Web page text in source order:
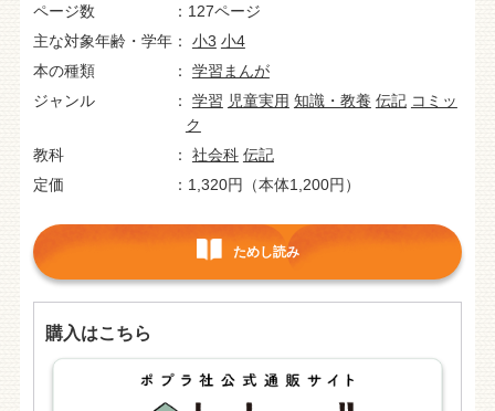
ページ数
127ページ
主な対象年齢・学年
小3 小4
本の種類
学習まんが
ジャンル
学習 児童実用 知識・教養 伝記 コミッ
ク
教科
社会科 伝記
定価
1,320円（本体1,200円）
ためし読み
購入はこちら